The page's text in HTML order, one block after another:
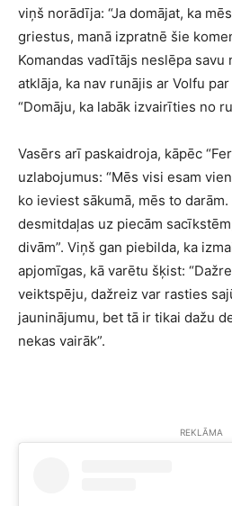
viņš norādīja: “Ja domājat, ka
griestus, manā izpratnē šie
Komandas vadītājs neslēpa
atklāja, ka nav runājis ar Volfu
“Domāju, ka labāk izvairīties no
Vasērs arī paskaidroja, kāpēc
uzlabojumus: “Mēs visi esam
ko ieviest sākumā, mēs to
desmitdaļas uz piecām
divām”. Viņš gan piebilda, ka
apjomīgas, kā varētu šķist:
veiktspēju, dažreiz var rasties
jauninājumu, bet tā ir tikai dažu
nekas vairāk”.
REKLĀMA